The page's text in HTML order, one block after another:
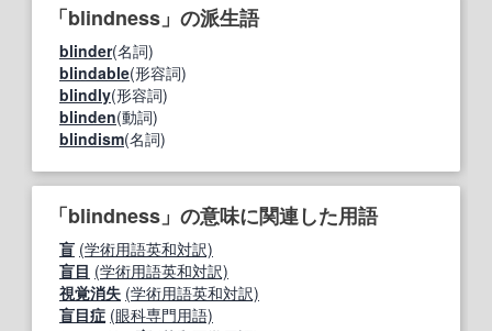
「blindness」の派生語
blinder(名詞)
blindable(形容詞)
blindly(形容詞)
blinden(動詞)
blindism(名詞)
「blindness」の意味に関連した用語
盲 (学術用語英和対訳)
盲目 (学術用語英和対訳)
視覚消失 (学術用語英和対訳)
盲目症 (眼科専門用語)